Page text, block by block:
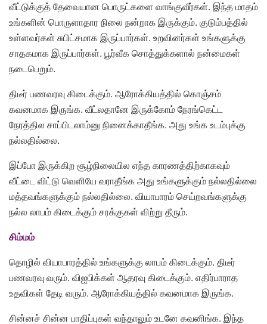
வீட்டுக்குத் தேவையான பொருட்களை வாங்குவீர்கள். இந்த மாதம்
உங்களின் பொருளாதார நிலை நன்றாக இருக்கும். குடும்பத்தில்
உள்ளவர்கள் சுபிட்சமாக இருப்பார்கள். உறவினர்கள் உங்களுக்கு
சாதகமாக இருப்பார்கள். பூர்வீக சொத்துக்களால் நன்மைகள்
நடைபெறும்.
திடீர் பணவரவு கிடைக்கும். ஆரோக்கியத்தில் கொஞ்சம்
கவனமாக இருங்க. வீட்லதானே இருக்கோம் நேரங்கெட்ட
நேரத்தில சாப்பிடலாம்னு நினைக்காதீங்க. அது உங்க உடம்புக்கு
நல்லதில்லை.
இப்போ இருக்கிற சூழ்நிலையில எந்த காரணத்திற்காகவும்
வீட்டை விட்டு வெளியே வராதீங்க அது உங்களுக்கும் நல்லதில்லை
மத்தவங்களுக்கும் நல்லதில்லை. வியாபாரம் செய்றவங்களுக்கு
நல்ல லாபம் கிடைக்கும் சரக்குகள் விற்று தீரும்.
சிம்மம்
தொழில் வியாபாரத்தில் உங்களுக்கு லாபம் கிடைக்கும். திடீர்
பணவரவு வரும். விஐபிக்கள் ஆதரவு கிடைக்கும். எதிர்பாராத
உதவிகள் தேடி வரும். ஆரோக்கியத்தில் கவனமாக இருங்க.
சின்னச் சின்ன பாதிப்புகள் வந்தாலும் உடனே கவனிங்க. இந்த